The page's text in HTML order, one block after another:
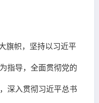
旗帜，坚持以习近平
指导，全面贯彻党的
深入贯彻习近平总书